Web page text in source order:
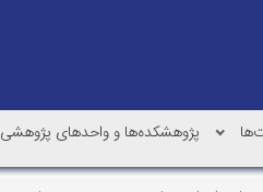
پژوهشکده‌ها و واحدهای پژوهشی